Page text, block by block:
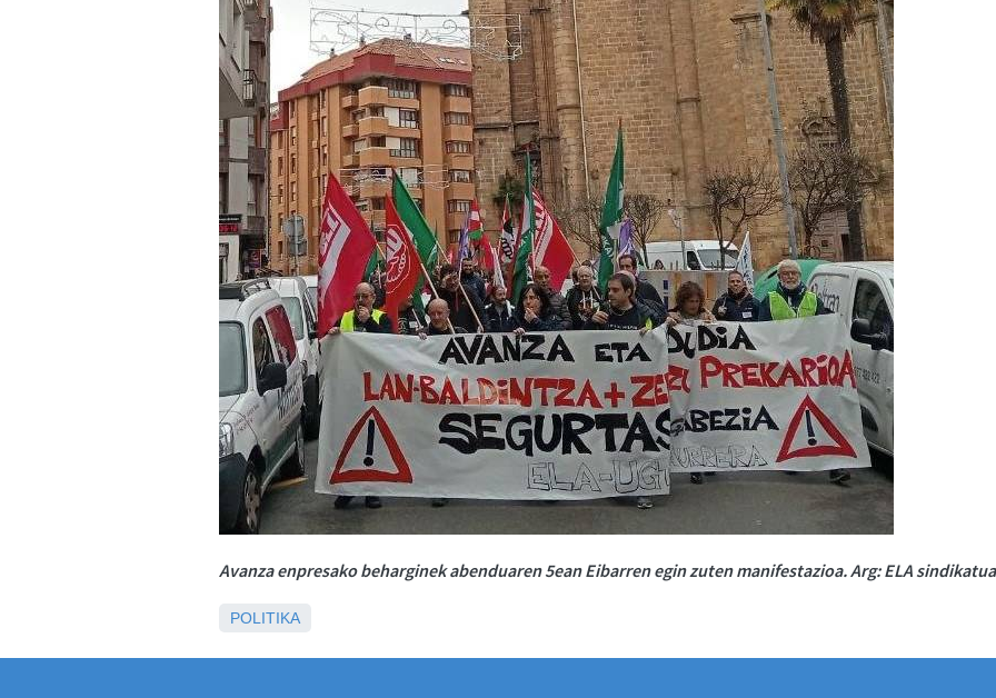
Avanza enpresako beharginek abenduaren 5ean Eibarren egin zuten manifestazioa. Arg: ELA
POLITIKA